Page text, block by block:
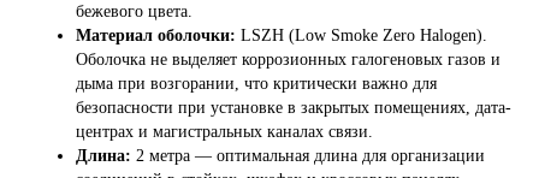
бежевого цвета.
Материал оболочки: LSZH (Low Smoke Zero Halogen).
Оболочка не выделяет коррозионных галогеновых газов и
дыма при возгорании, что критически важно для
безопасности при установке в закрытых помещениях, дата-
центрах и магистральных каналах связи.
Длина: 2 метра — оптимальная длина для организации